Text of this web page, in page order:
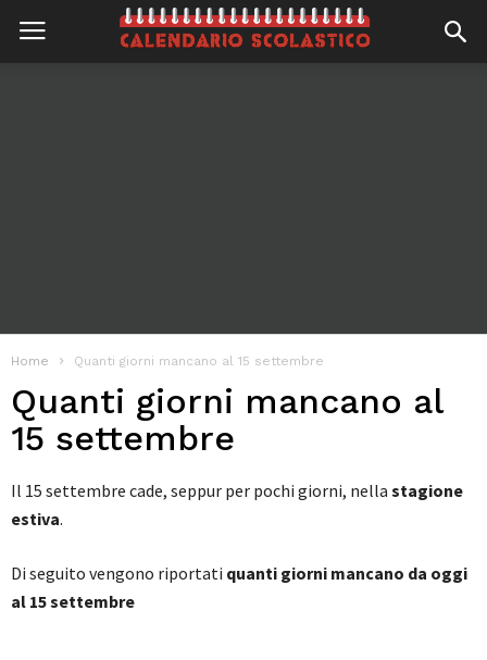
Home Quanti giorni mancano al 15 settembre
Quanti giorni mancano al
15 settembre
Il 15 settembre cade, seppur per pochi giorni, nella stagione
estiva.
Di seguito vengono riportati quanti giorni mancano da oggi
al 15 settembre